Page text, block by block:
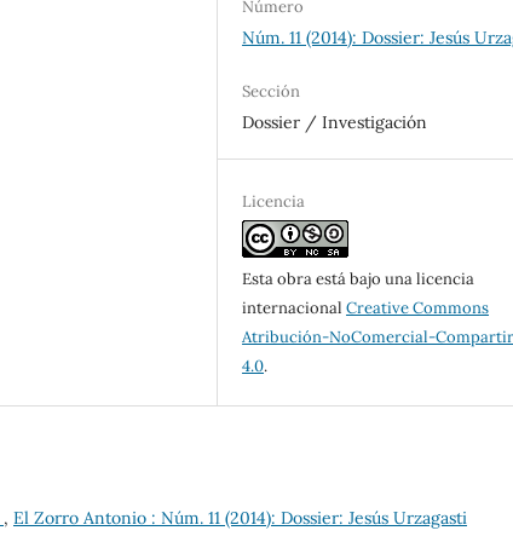
Número
Núm. 11 (2014): Dossier: Jesús
Sección
Dossier / Investigación
Licencia
Esta obra está bajo una licencia
internacionalCreative Commons
Atribución-NoComercial-
4.0.
, El Zorro Antonio : Núm. 11 (2014): Dossier: Jesús Urzagasti